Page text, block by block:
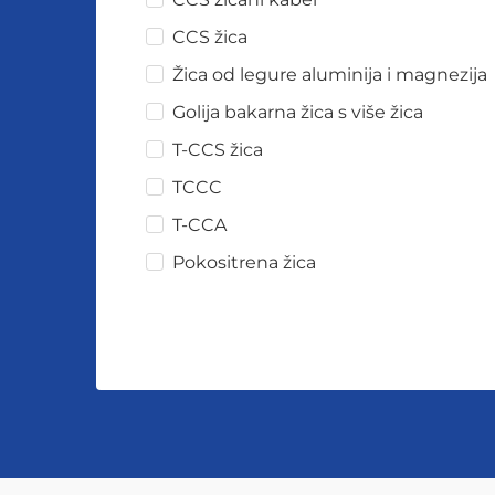
CCS žica
Žica od legure aluminija i magnezija
Golija bakarna žica s više žica
T-CCS žica
TCCC
T-CCA
Pokositrena žica